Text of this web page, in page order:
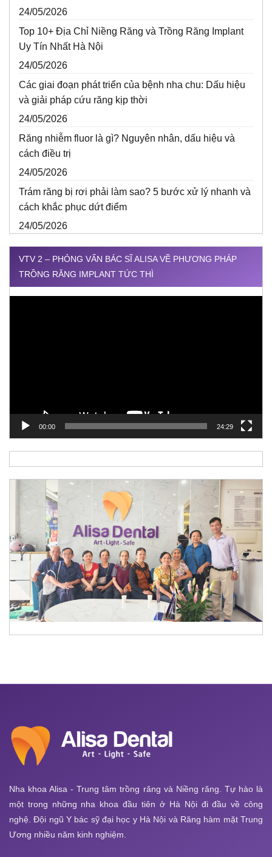
24/05/2026
Top 10+ Địa Chỉ Niềng Răng và Trồng Răng Implant
Uy Tín Nhất Hà Nội
24/05/2026
Các giai đoạn phát triển của bệnh nha chu: Dấu hiệu
và giải pháp cứu răng kịp thời
24/05/2026
Răng nhiễm fluor là gì? Nguyên nhân, dấu hiệu và
cách điều trị
24/05/2026
Trám răng bị rơi phải làm sao? 5 bước xử lý nhanh và
cách khắc phục dứt điểm
24/05/2026
VTV 2 – PHỎNG VẤN BÁC SĨ ALISA VỀ PHƯƠNG PHÁP
TRỒNG RĂNG IMPLANT TỨC THÌ
00:00 24:29
Nha khoa Alisa - Trung tâm trồng răng và Niềng răng. Tự hào là
một trong những nha khoa đầu tiên ở Hà Nội đi đầu về công
nghệ. Đội ngũ Y bác sỹ đại học y Hà Nội và Răng hàm mặt Trung
Ương nhiều năm kinh nghiệm.